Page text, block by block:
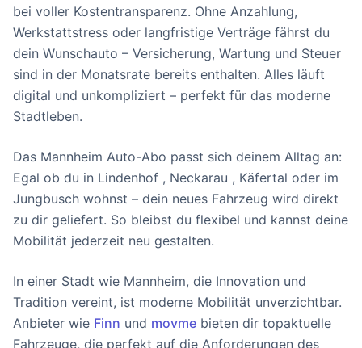
bei voller Kostentransparenz. Ohne Anzahlung,
Werkstattstress oder langfristige Verträge fährst du
dein Wunschauto – Versicherung, Wartung und Steuer
sind in der Monatsrate bereits enthalten. Alles läuft
digital und unkompliziert – perfekt für das moderne
Stadtleben.
Das Mannheim Auto-Abo passt sich deinem Alltag an:
Egal ob du in Lindenhof , Neckarau , Käfertal oder im
Jungbusch wohnst – dein neues Fahrzeug wird direkt
zu dir geliefert. So bleibst du flexibel und kannst deine
Mobilität jederzeit neu gestalten.
In einer Stadt wie Mannheim, die Innovation und
Tradition vereint, ist moderne Mobilität unverzichtbar.
Anbieter wie Finn und movme bieten dir topaktuelle
Fahrzeuge, die perfekt auf die Anforderungen des